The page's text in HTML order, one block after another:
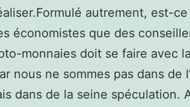
autrement, est-
économistes que des
monnaies doit se faire avec
nous ne sommes pas dans de
dans de la seine spéculation.